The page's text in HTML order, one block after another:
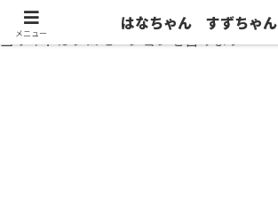
当サイトはプロモーションを含みます
メニュー
はなちゃん すずちゃん